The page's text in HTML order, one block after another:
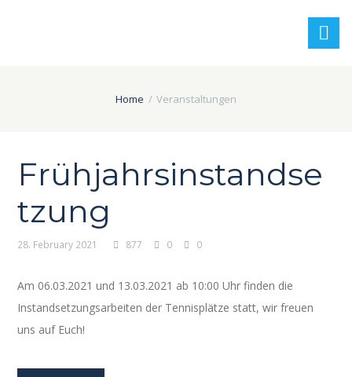
Home Veranstaltungen
Frühjahrsinstandse
tzung
28. February 2021 877 0 0
Am 06.03.2021 und 13.03.2021 ab 10:00 Uhr finden die
Instandsetzungsarbeiten der Tennisplätze statt, wir freuen
uns auf Euch!